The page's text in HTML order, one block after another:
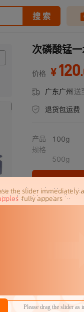
次磷酸锰
价格 ¥120.
广东广州 送
退货包运费
产品
规格
100g
500g